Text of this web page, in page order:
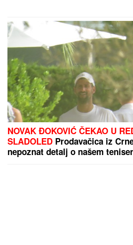
NOVAK ĐOKOVIĆ ČEKAO U
SLADOLED Prodavačica iz
nepoznat detalj o našem